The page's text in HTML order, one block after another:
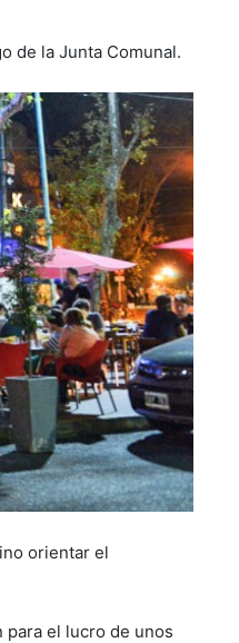
de la Junta Comunal.
orientar el
para el lucro de unos